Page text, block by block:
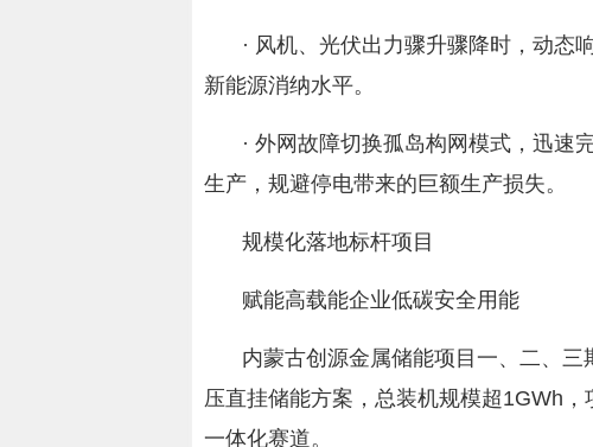
· 风机、光伏出力骤升骤降时，动态
新能源消纳水平。
· 外网故障切换孤岛构网模式，迅速
生产，规避停电带来的巨额生产损失。
规模化落地标杆项目
赋能高载能企业低碳安全用能
内蒙古创源金属储能项目一、二、
压直挂储能方案，总装机规模超1GWh
一体化赛道。